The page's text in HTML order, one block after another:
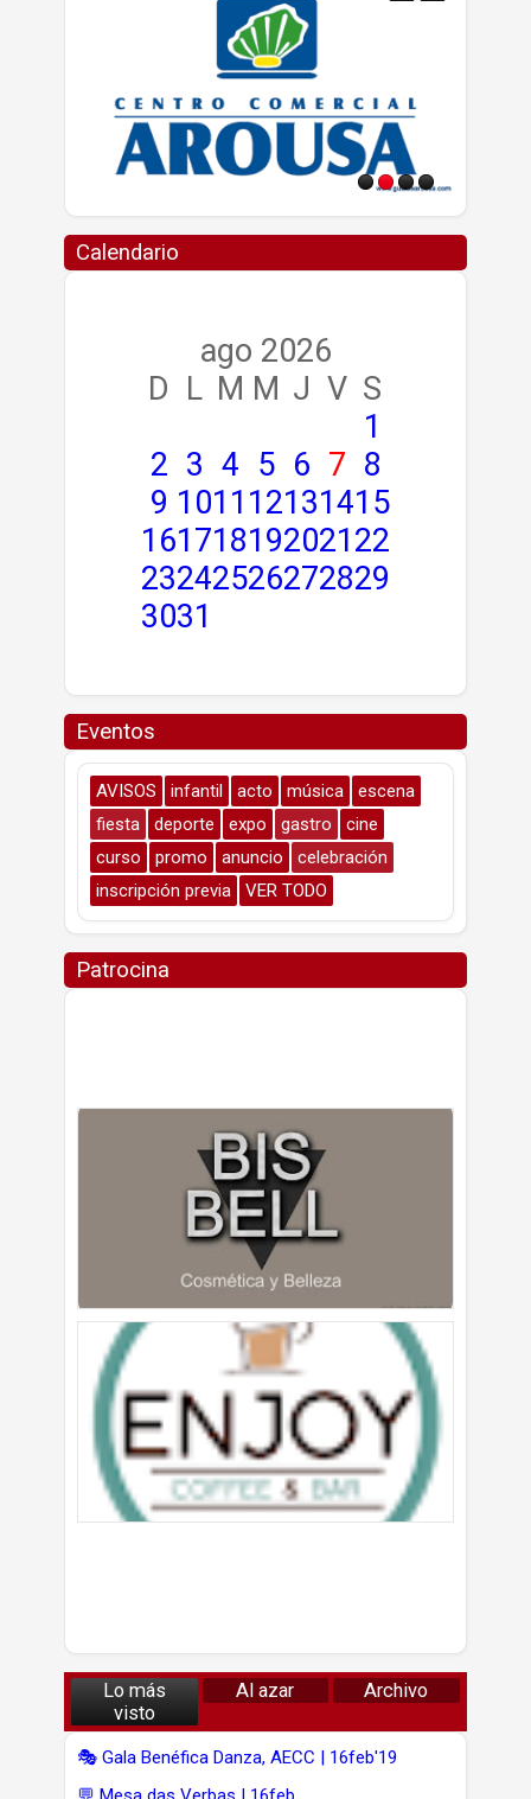
Calendario
ago 2026
D L M M J V S
1
2 3 4 5 6 7 8
9 1011 12131415
16171819202122
23242526272829
3031
Eventos
AVISOS infantil acto música
escena
fiesta
deporte expo gastro
cine
curso
promo anuncio
celebración
inscripción previa
VER TODO
Patrocina
Lo más
visto
Al azar Archivo
🎭 Gala Benéfica Danza, AECC | 16feb'19